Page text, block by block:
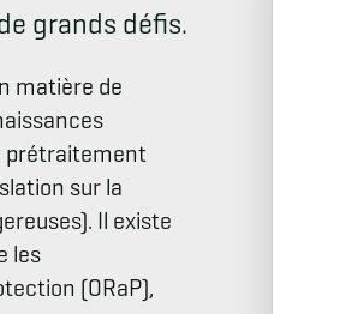
grands défis.
matière de
prétraitement
sur la
Il existe
les
(ORaP),